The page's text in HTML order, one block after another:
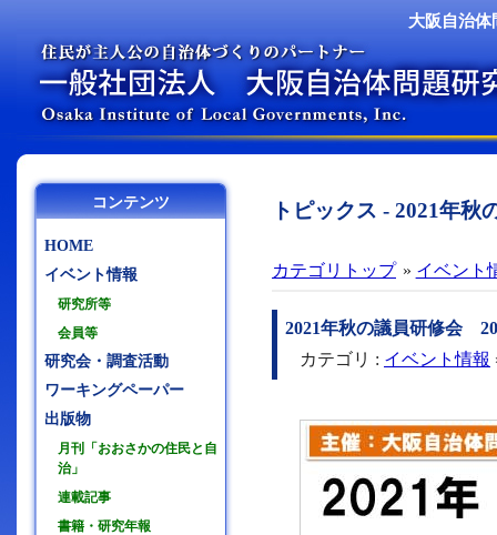
大阪自治体
トピックス - 2021年
カテゴリトップ » イベント
2021年秋の議員研修会
カテゴリ : イベント情報
コンテンツ
HOME
イベント情報
研究所等
会員等
研究会・調査活動
ワーキングペーパー
出版物
月刊「おおさかの住民と自
治」
連載記事
書籍・研究年報